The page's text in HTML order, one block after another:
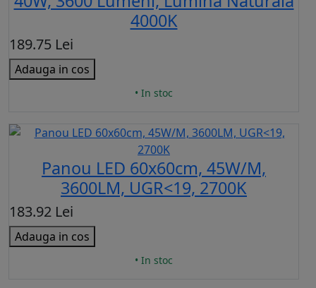
4000K
189.75 Lei
Adauga in cos
• In stoc
Panou LED 60x60cm, 45W/M,
3600LM, UGR<19, 2700K
183.92 Lei
Adauga in cos
• In stoc